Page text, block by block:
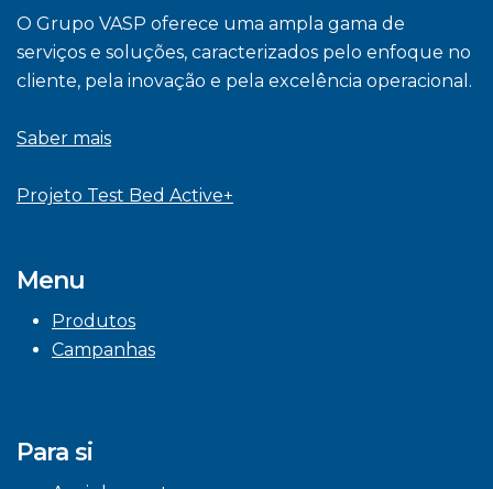
O Grupo VASP oferece uma ampla gama de
serviços e soluções, caracterizados pelo enfoque no
cliente, pela inovação e pela excelência operacional.
Saber mais
Projeto Test Bed Active+
Menu
Produtos
Campanhas
Para si